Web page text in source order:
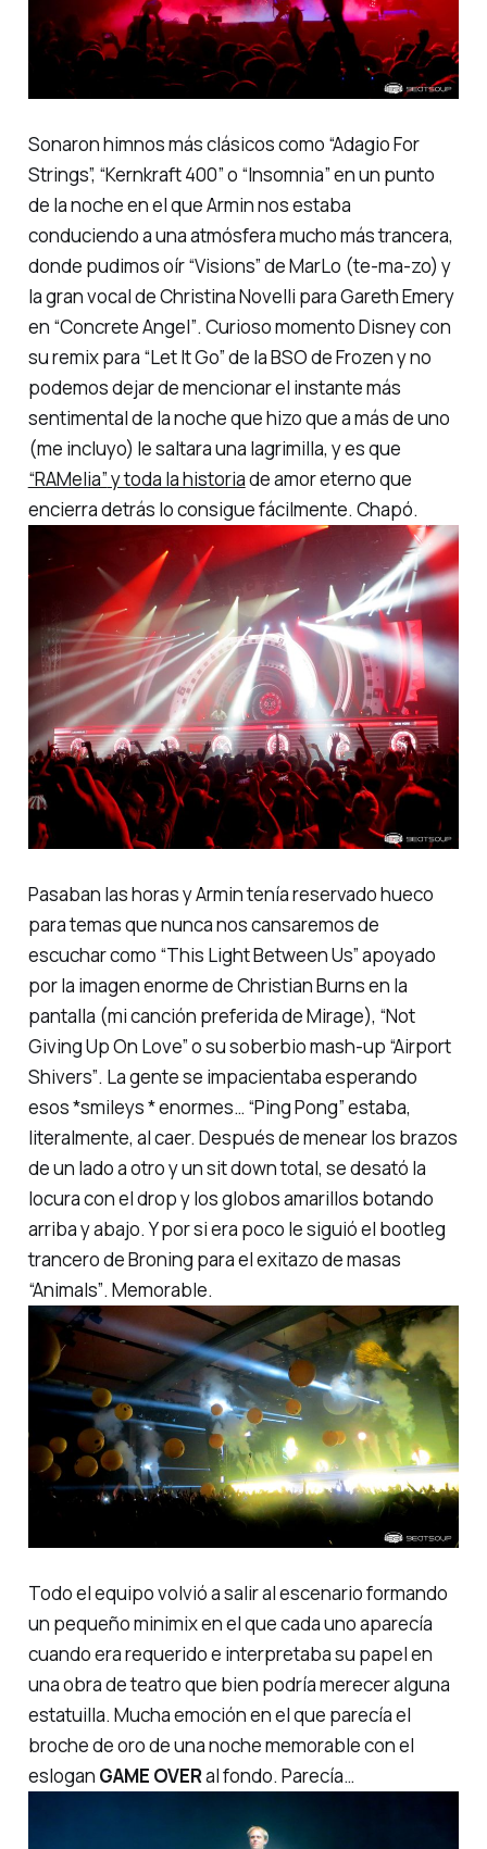
Sonaron himnos más clásicos como “Adagio For
Strings”, “Kernkraft 400” o “Insomnia”en un punto
de la noche en el que Armin nos estaba
conduciendo a una atmósfera mucho mástrancera,
donde pudimos oír“Visions”de MarLo (te-ma-zo) y
la gran vocal de Christina Novelli para Gareth Emery
en “Concrete Angel”. Curiosomomento Disneycon
su remix para “Let It Go”de la BSO de Frozen y no
podemos dejar de mencionar el instante más
sentimental de la noche que hizo que a más de uno
(me incluyo) le saltara una lagrimilla, y es que
“RAMelia”y toda la historiade amor eterno que
encierra detrás lo consigue fácilmente. Chapó.
Pasaban las horas y Armin tenía reservado hueco
para temas que nunca nos cansaremos de
escuchar como “This Light Between Us”apoyado
por la imagen enorme de Christian Burns en la
pantalla (mi canción preferida deMirage), “Not
Giving Up On Love”o su soberbiomash-up “Airport
Shivers”. La gente se impacientaba esperando
esos *smileys * enormes… “Ping Pong”estaba,
literalmente, al caer. Después de menear los brazos
de un lado a otro y unsit downtotal, se desató la
locura con eldropy los globos amarillos botando
arriba y abajo. Y por si era poco le siguió el bootleg
trancerode Broning para el exitazo de masas
“Animals”. Memorable.
Todo el equipo volvió a salir al escenario formando
un pequeñominimixen el que cada uno aparecía
cuando era requerido e interpretaba su papel en
una obra de teatro que bien podría merecer alguna
estatuilla. Mucha emoción en el que parecía el
broche de oro de una noche memorable con el
eslogan GAME OVERal fondo. Parecía…